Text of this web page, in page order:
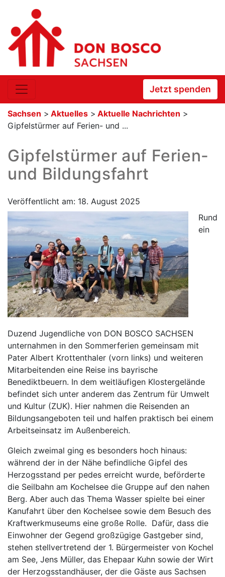
Jetzt spenden
Sachsen > Aktuelles > Aktuelle Nachrichten >
Gipfelstürmer auf Ferien- und ...
Gipfelstürmer auf Ferien-
und Bildungsfahrt
Veröffentlicht am: 18. August 2025
Rund
ein
Duzend Jugendliche von DON BOSCO SACHSEN
unternahmen in den Sommerferien gemeinsam mit
Pater Albert Krottenthaler (vorn links) und weiteren
Mitarbeitenden eine Reise ins bayrische
Benediktbeuern. In dem weitläufigen Klostergelände
befindet sich unter anderem das Zentrum für Umwelt
und Kultur (ZUK). Hier nahmen die Reisenden an
Bildungsangeboten teil und halfen praktisch bei einem
Arbeitseinsatz im Außenbereich.
Gleich zweimal ging es besonders hoch hinaus:
während der in der Nähe befindliche Gipfel des
Herzogsstand per pedes erreicht wurde, beförderte
die Seilbahn am Kochelsee die Gruppe auf den nahen
Berg. Aber auch das Thema Wasser spielte bei einer
Kanufahrt über den Kochelsee sowie dem Besuch des
Kraftwerkmuseums eine große Rolle. Dafür, dass die
Einwohner der Gegend großzügige Gastgeber sind,
stehen stellvertretend der 1. Bürgermeister von Kochel
am See, Jens Müller, das Ehepaar Kuhn sowie der Wirt
der Herzogsstandhäuser, der die Gäste aus Sachsen